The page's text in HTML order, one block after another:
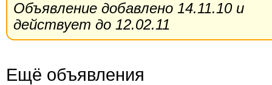
Объявление добавлено 14.11.10 и
действует до 12.02.11
Ещё объявления